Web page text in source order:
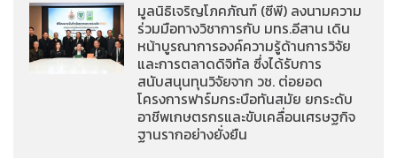
มูลนิธิเจริญโภคภัณฑ์ (ซีพี) ลงนามความ
ร่วมมือทางวิชาการกับ มทร.อีสาน เดิน
หน้าบูรณาการองค์ความรู้ด้านการวิจัย
และการตลาดดิจิทัล ซึ่งได้รับการ
สนับสนุนทุนวิจัยจาก วช. ต่อยอด
โครงการฟาร์มกระบือทันสมัย ยกระดับ
อาชีพเกษตรกรและขับเคลื่อนเศรษฐกิจ
ฐานรากอย่างยั่งยืน